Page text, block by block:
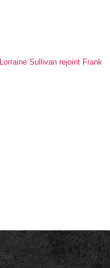
Lorraine Sullivan rejoint Frank